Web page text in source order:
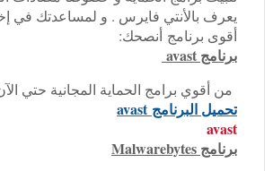
يعرف بالأنتي فايرس . و لمساعدتك في
أقوى برنامج أنصحك:
برنامج avast
من أقوي برامج الحماية المجانية حتي
تحميل البرنامجavast
avast
برنامج Malwarebytes